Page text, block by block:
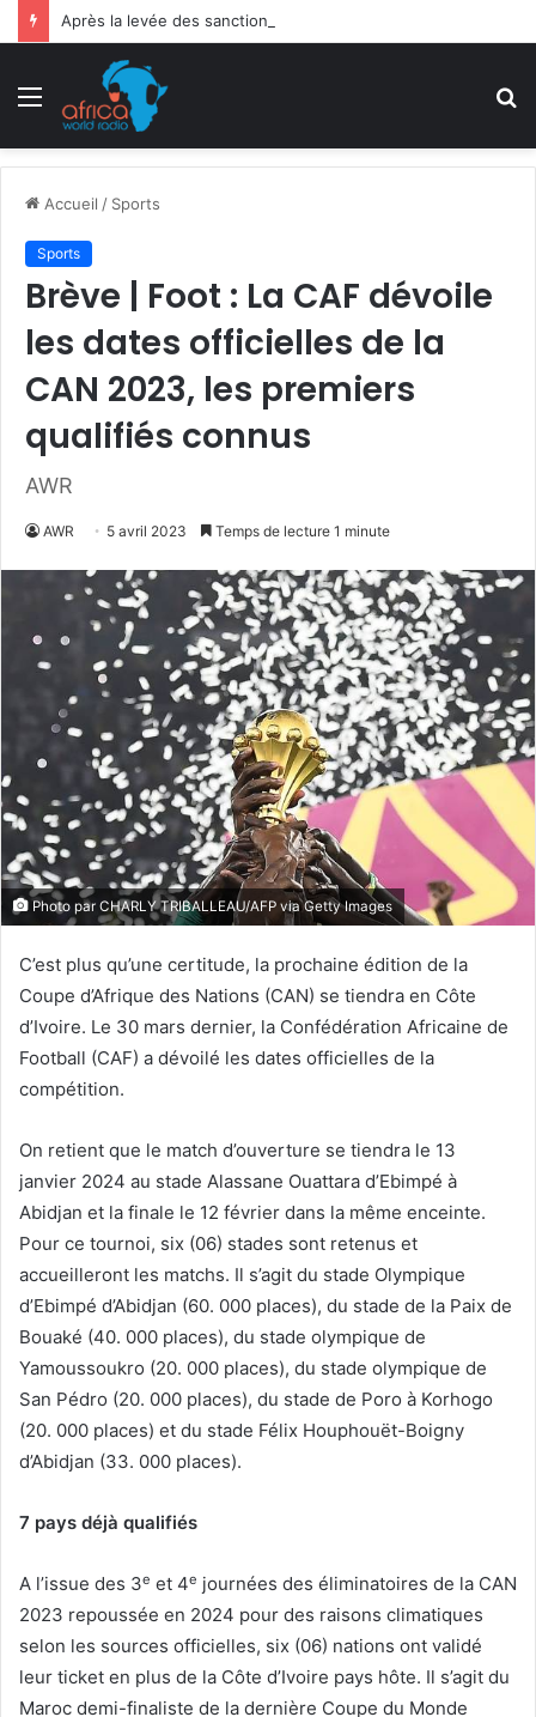
Menu
Accueil / Sports
Sports
Brève | Foot : La CAF dévoile
les dates officielles de la
CAN 2023, les premiers
qualifiés connus
AWR
AWR 5 avril 2023 Temps de lecture 1 minute
Photo par CHARLY TRIBALLEAU/AFP via Getty Images
C’est plus qu’une certitude, la prochaine édition de la
Coupe d’Afrique des Nations (CAN) se tiendra en Côte
d’Ivoire. Le 30 mars dernier, la Confédération Africaine de
Football (CAF) a dévoilé les dates officielles de la
compétition.
On retient que le match d’ouverture se tiendra le 13
janvier 2024 au stade Alassane Ouattara d’Ebimpé à
Abidjan et la finale le 12 février dans la même enceinte.
Pour ce tournoi, six (06) stades sont retenus et
accueilleront les matchs. Il s’agit du stade Olympique
d’Ebimpé d’Abidjan (60. 000 places), du stade de la Paix de
Bouaké (40. 000 places), du stade olympique de
Yamoussoukro (20. 000 places), du stade olympique de
San Pédro (20. 000 places), du stade de Poro à Korhogo
(20. 000 places) et du stade Félix Houphouët-Boigny
d’Abidjan (33. 000 places).
7 pays déjà qualifiés
A l’issue des 3e et 4e journées des éliminatoires de la CAN
2023 repoussée en 2024 pour des raisons climatiques
selon les sources officielles, six (06) nations ont validé
leur ticket en plus de la Côte d’Ivoire pays hôte. Il s’agit du
Maroc demi-finaliste de la dernière Coupe du Monde